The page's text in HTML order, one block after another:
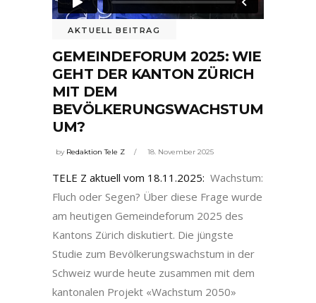
AKTUELL BEITRAG
GEMEINDEFORUM 2025: WIE
GEHT DER KANTON ZÜRICH
MIT DEM
BEVÖLKERUNGSWACHSTUM
UM?
by Redaktion Tele Z 18. November 2025
TELE Z aktuell vom 18.11.2025: Wachstum:
Fluch oder Segen? Über diese Frage wurde
am heutigen Gemeindeforum 2025 des
Kantons Zürich diskutiert. Die jüngste
Studie zum Bevölkerungswachstum in der
Schweiz wurde heute zusammen mit dem
kantonalen Projekt «Wachstum 2050»